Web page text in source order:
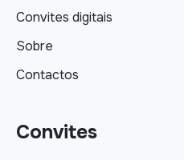
Convites digitais
Sobre
Contactos
Convites